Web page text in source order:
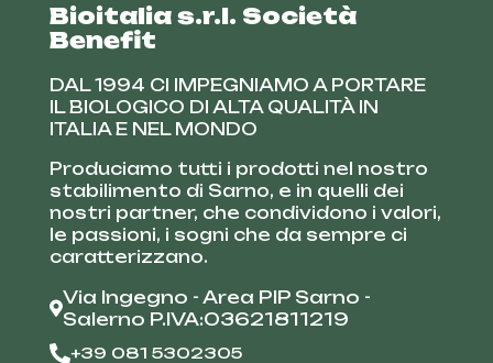
Bioitalia s.r.l. Società
Benefit
DAL 1994 CI IMPEGNIAMO A PORTARE
IL BIOLOGICO DI ALTA QUALITÀ IN
ITALIA E NEL MONDO
Produciamo tutti i prodotti nel nostro
stabilimento di Sarno, e in quelli dei
nostri partner, che condividono i valori,
le passioni, i sogni che da sempre ci
caratterizzano.
Via Ingegno - Area PIP Sarno -
Salerno P.IVA:03621811219
+39 081 5302305